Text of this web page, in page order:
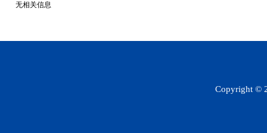
无相关信息
Copyright ©